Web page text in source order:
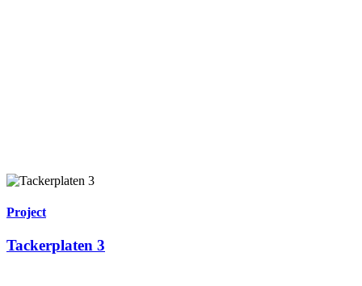
Project
Tackerplaten 3